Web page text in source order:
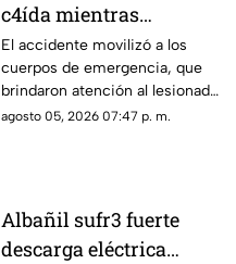
c4ída mientras
trabajaba en Guadalupe
La Venta
El accidente movilizó a los
cuerpos de emergencia, que
brindaron atención al lesionado
antes de trasladarlo a un
agosto 05, 2026 07:47 p. m.
Albañil sufr3 fuerte
descarga eléctrica